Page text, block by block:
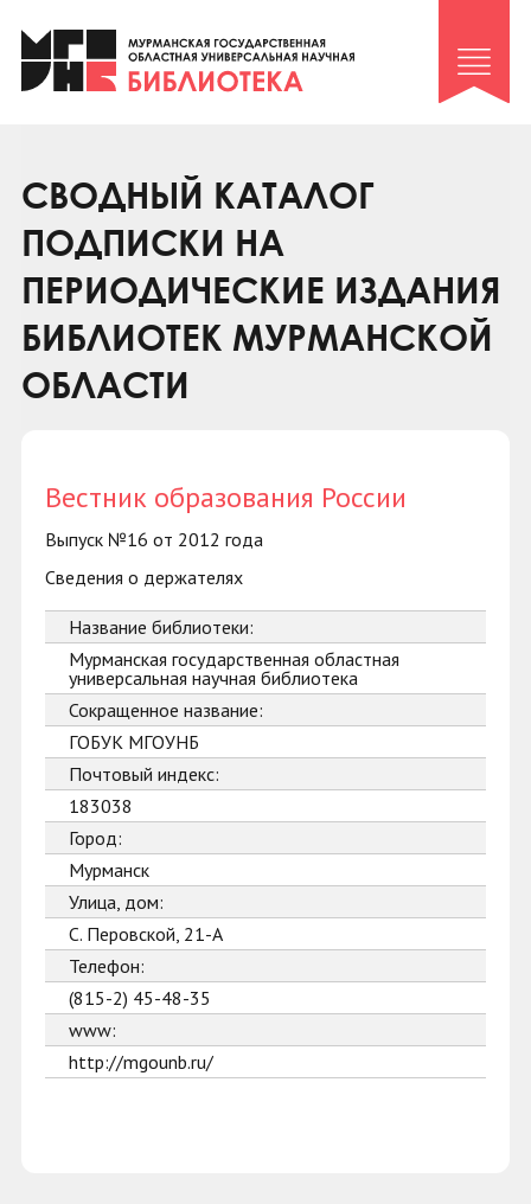
Клуб «Гиря и сельдерей»
Клуб «Семейный архив»
Коллегам
Контакты
СВОДНЫЙ КАТАЛОГ
ПОДПИСКИ НА
ПЕРИОДИЧЕСКИЕ ИЗДАНИЯ
БИБЛИОТЕК МУРМАНСКОЙ
ОБЛАСТИ
Вестник образования России
Выпуск №16 от 2012 года
Сведения о держателях
Название библиотеки:
Мурманская государственная областная
универсальная научная библиотека
Сокращенное название:
ГОБУК МГОУНБ
Почтовый индекс:
183038
Город:
Мурманск
Улица, дом:
С. Перовской, 21-А
Телефон:
(815-2) 45-48-35
www:
http://mgounb.ru/